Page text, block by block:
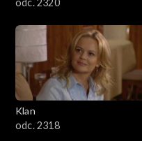
odc. 2320
Klan
odc. 2318